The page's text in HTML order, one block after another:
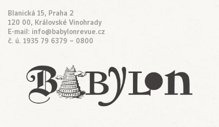
Blanická 15, Praha 2
120 00, Královské Vinohrady
E-mail: info@babylonrevue.cz
č. ú. 1935 79 6379 – 0800